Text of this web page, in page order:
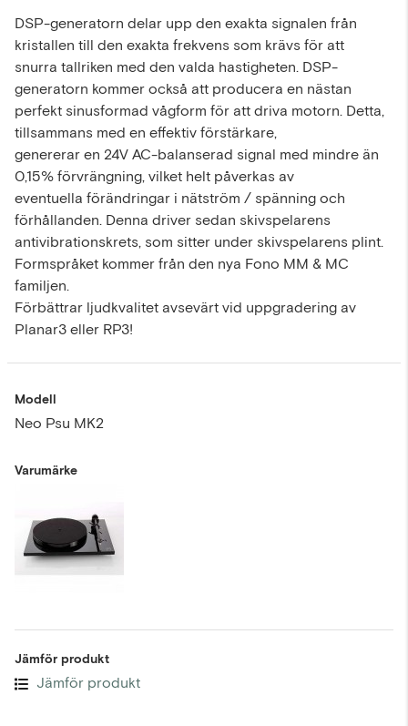
DSP-generatorn delar upp den exakta signalen från
kristallen till den exakta frekvens som krävs för att
snurra tallriken med den valda hastigheten. DSP-
generatorn kommer också att producera en nästan
perfekt sinusformad vågform för att driva motorn. Detta,
tillsammans med en effektiv förstärkare,
genererar en 24V AC-balanserad signal med mindre än
0,15% förvrängning, vilket helt påverkas av
eventuella förändringar i nätström / spänning och
förhållanden. Denna driver sedan skivspelarens
antivibrationskrets, som sitter under skivspelarens plint.
Formspråket kommer från den nya Fono MM & MC
familjen.
Förbättrar ljudkvalitet avsevärt vid uppgradering av
Planar3 eller RP3!
Modell
Neo Psu MK2
Varumärke
Jämför produkt
Jämför produkt